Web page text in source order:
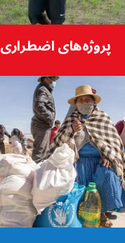
پروژه‌های اضطراری